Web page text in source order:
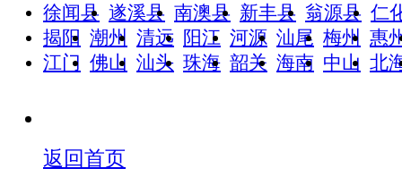
徐闻县 遂溪县 南澳县 新丰县 翁源县 仁
揭阳 潮州 清远 阳江 河源 汕尾 梅州 惠
江门 佛山 汕头 珠海 韶关 海南 中山 北
返回首页